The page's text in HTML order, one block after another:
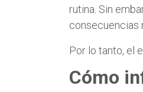
rutina. Sin
consecuencias
Por lo tanto, el
Cómo